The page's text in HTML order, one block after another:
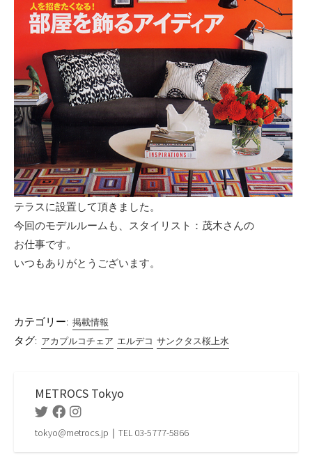
テラスに設置して頂きました。
今回のモデルルームも、スタイリスト：茂木さんの
お仕事です。
いつもありがとうございます。
カテゴリー: 掲載情報
タグ: アカプルコチェア エルデコ サンクタス桜上水
METROCS Tokyo
TwitterFacebookInstagram
tokyo@metrocs.jp｜TEL 03-5777-5866